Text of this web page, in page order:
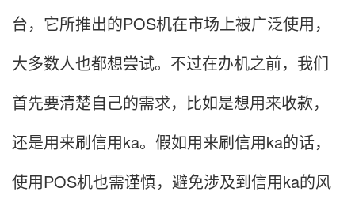
台，它所推出的POS机在市场上被广泛使用，
大多数人也都想尝试。不过在办机之前，我们
首先要清楚自己的需求，比如是想用来收款，
还是用来刷信用ka。假如用来刷信用ka的话，
使用POS机也需谨慎，避免涉及到信用ka的风